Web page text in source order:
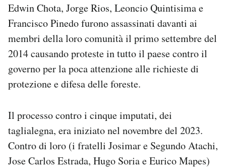
Area Personale
Newsletter
Notifiche mobile
Hai bisogno di aiuto?
Esci
Edwin Chota, Jorge Rios, Leoncio Quintisima e
Francisco Pinedo furono assassinati davanti ai
membri della loro comunità il primo settembre del
2014 causando proteste in tutto il paese contro il
governo per la poca attenzione alle richieste di
protezione e difesa delle foreste.
Il processo contro i cinque imputati, dei
taglialegna, era iniziato nel novembre del 2023.
Contro di loro (i fratelli Josimar e Segundo Atachi,
Jose Carlos Estrada, Hugo Soria e Eurico Mapes)